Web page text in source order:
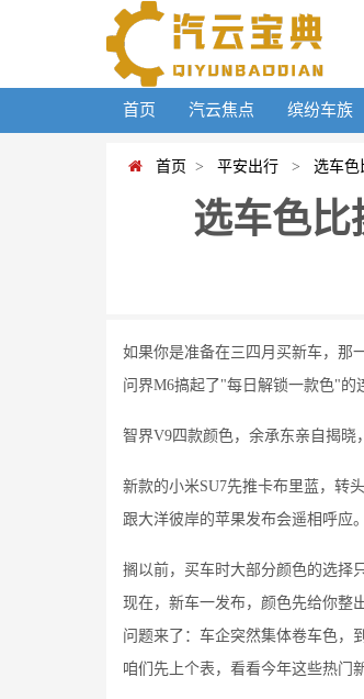
首页 汽云焦点 缤纷车族
首页 > 平安出行 > 选车色
选车色比
如果你是准备在三四月买新车，那
问界M6搞起了"每日解锁一款色"的
智界V9四款颜色，余承东亲自揭晓
新款的小米SU7先推卡布里蓝，转
跟大洋彼岸的苹果发布会遥相呼应。
搁以前，买车时大部分颜色的选择
现在，新车一发布，颜色先给你整
问题来了：车企突然集体卷车色，
咱们先上个表，看看今年这些热门